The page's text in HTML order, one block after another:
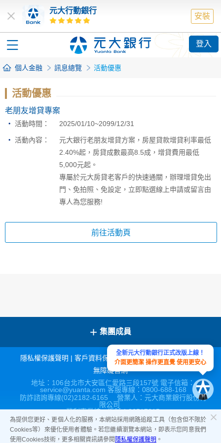
為提供您更好、更個人化的服務，本網站採用網路追蹤工具（包含但不限於
Cookies等）來優化使用者體驗。若您繼續瀏覽本網站，即表示您同意我們
使用Cookies技術，更多相關資訊請參閱 隱私權保護聲明 。
元大行動銀行
安裝
登入
個人金融 訊息總覽 活動優惠
活動優惠
老朋友增貸專案
活動時間： 2025/01/10~2099/12/31
活動內容：
元大銀行老朋友增貸方案，房屋貸款增貸利率最低
2.40%起，房貸成數最高8.5成，增貸費用最低
5,000元起。
專屬於元大房貸老客戶的快速通關，辦理增貸免出
門、免拍照、免設定，立即點選線上申請或留言由
專人為您服務!
前往活動頁
+ 集團成員
隱私權保護聲明 | 客戶資料保密措施|宣導連結|網站導覽|
無障礙官網
地址：106台北市大安區仁愛路三段157號 電子信箱：
service@yuanta.com 客服專線：0800-688-168
防詐諮詢專線(02)2182-6165 營業人：元大商業銀行股份有
限公司
營利事業統一編號：86517315
全新元大行動銀行正式改版上線！
介面更簡潔 操作更直覺 使用更安心